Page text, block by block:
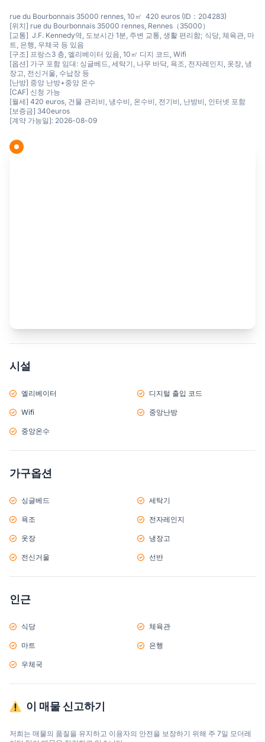
rue du Bourbonnais 35000 rennes, 10㎡ 420 euros (ID：204283)
[위치] rue du Bourbonnais 35000 rennes, Rennes（35000）
[교통] J.F. Kennedy역, 도보시간 1분, 주변 교통, 생활 편리함; 식당, 체육관, 마
트, 은행, 우체국 등 있음
[구조] 프랑스3 층, 엘리베이터 있음, 10㎡ 디지 코드, Wifi
[옵션] 가구 포함 임대: 싱글베드, 세탁기, 나무 바닥, 욕조, 전자레인지, 옷장, 냉
장고, 전신거울, 수납장 등
[난방] 중앙 난방+중앙 온수
[CAF] 신청 가능
[월세] 420 euros, 건물 관리비, 냉수비, 온수비, 전기비, 난방비, 인터넷 포함
[보증금] 340euros
[계약 가능일]: 2026-08-09
시설
엘리베이터 디지털 출입 코드
Wifi 중앙난방
중앙온수
가구옵션
싱글베드 세탁기
욕조 전자레인지
옷장 냉장고
전신거울 선반
인근
식당 체육관
마트 은행
우체국
이 매물 신고하기
저희는 매물의 품질을 유지하고 이용자의 안전을 보장하기 위해 주 7일 모더레